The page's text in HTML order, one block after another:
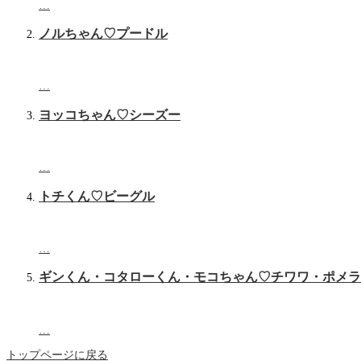
ノルちゃん♡プードル
…
ヨッコちゃん♡シーズー
…
トチくん♡‬ビーグル
ギンくん・コタローくん・モコちゃん♡チワワ・ポメ
トップページに戻る